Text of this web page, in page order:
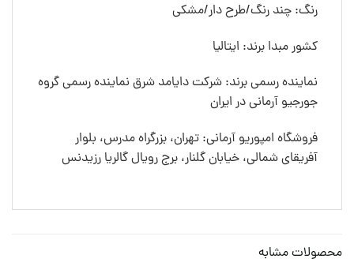
رنگ: چند رنگ/طرح دار/مشکی
کشور مبدا برند: ایتالیا
نماینده رسمی برند: شرکت دایامد شرق نماینده رسمی گروه
جورجیو آرمانی در ایران
فروشگاه امپوریو آرمانی: تهران، بزرگراه مدرس، بلوار
آفریقای شمالی، خیابان گلنار، برج رویال گالریا رزیدنس
محصولات مشابه